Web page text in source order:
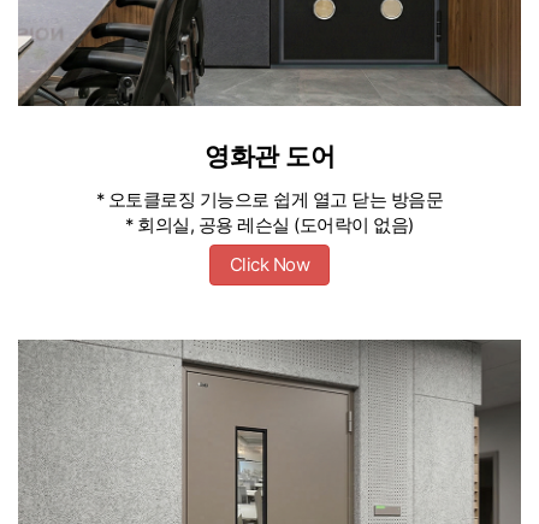
영화관 도어
* 오토클로징 기능으로 쉽게 열고 닫는 방음문
* 회의실, 공용 레슨실 (도어락이 없음)
Click Now